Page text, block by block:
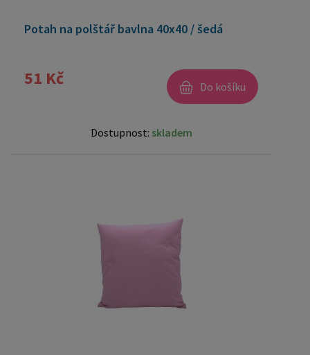
Potah na polštář bavlna 40x40 / šedá
51 Kč Do košíku
Dostupnost: skladem